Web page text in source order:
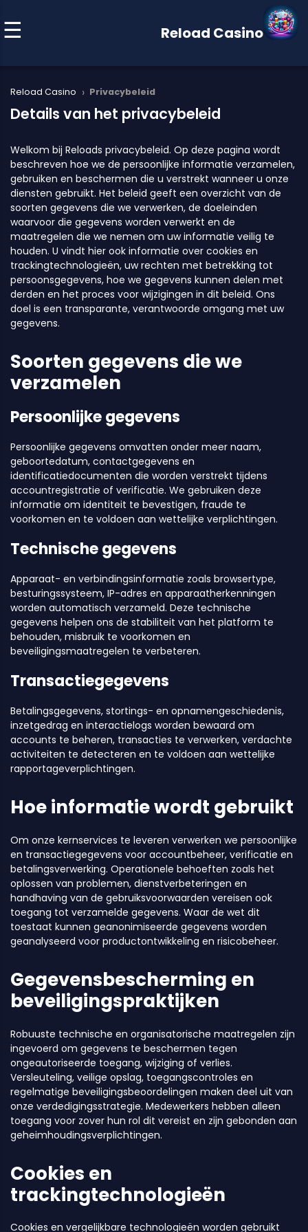
Reload Casino
Reload Casino › Privacybeleid
Details van het privacybeleid
Welkom bij Reloads privacybeleid. Op deze pagina wordt
beschreven hoe we de persoonlijke informatie verzamelen,
gebruiken en beschermen die u verstrekt wanneer u onze
diensten gebruikt. Het beleid geeft een overzicht van de
soorten gegevens die we verwerken, de doeleinden
waarvoor die gegevens worden verwerkt en de
maatregelen die we nemen om uw informatie veilig te
houden. U vindt hier ook informatie over cookies en
trackingtechnologieën, uw rechten met betrekking tot
persoonsgegevens, hoe we gegevens kunnen delen met
derden en het proces voor wijzigingen in dit beleid. Ons
doel is een transparante, verantwoorde omgang met uw
gegevens.
Soorten gegevens die we
verzamelen
Persoonlijke gegevens
Persoonlijke gegevens omvatten onder meer naam,
geboortedatum, contactgegevens en
identificatiedocumenten die worden verstrekt tijdens
accountregistratie of verificatie. We gebruiken deze
informatie om identiteit te bevestigen, fraude te
voorkomen en te voldoen aan wettelijke verplichtingen.
Technische gegevens
Apparaat- en verbindingsinformatie zoals browsertype,
besturingssysteem, IP-adres en apparaatherkenningen
worden automatisch verzameld. Deze technische
gegevens helpen ons de stabiliteit van het platform te
behouden, misbruik te voorkomen en
beveiligingsmaatregelen te verbeteren.
Transactiegegevens
Betalingsgegevens, stortings- en opnamengeschiedenis,
inzetgedrag en interactielogs worden bewaard om
accounts te beheren, transacties te verwerken, verdachte
activiteiten te detecteren en te voldoen aan wettelijke
rapportageverplichtingen.
Hoe informatie wordt gebruikt
Om onze kernservices te leveren verwerken we persoonlijke
en transactiegegevens voor accountbeheer, verificatie en
betalingsverwerking. Operationele behoeften zoals het
oplossen van problemen, dienstverbeteringen en
handhaving van de gebruiksvoorwaarden vereisen ook
toegang tot verzamelde gegevens. Waar de wet dit
toestaat kunnen geanonimiseerde gegevens worden
geanalyseerd voor productontwikkeling en risicobeheer.
Gegevensbescherming en
beveiligingspraktijken
Robuuste technische en organisatorische maatregelen zijn
ingevoerd om gegevens te beschermen tegen
ongeautoriseerde toegang, wijziging of verlies.
Versleuteling, veilige opslag, toegangscontroles en
regelmatige beveiligingsbeoordelingen maken deel uit van
onze verdedigingsstrategie. Medewerkers hebben alleen
toegang voor zover hun rol dit vereist en zijn gebonden aan
geheimhoudingsverplichtingen.
Cookies en
trackingtechnologieën
Cookies en vergelijkbare technologieën worden gebruikt